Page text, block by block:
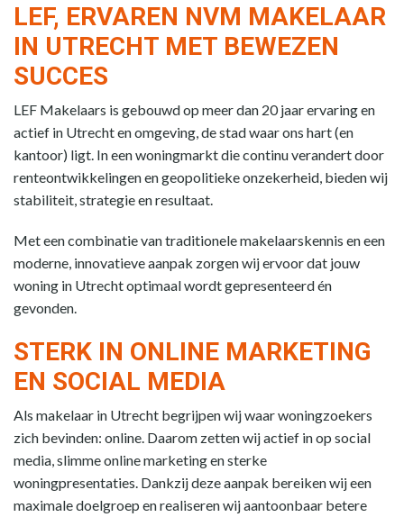
LEF, ERVAREN NVM MAKELAAR
IN UTRECHT MET BEWEZEN
SUCCES
LEF Makelaars is gebouwd op meer dan 20 jaar ervaring en
actief in Utrecht en omgeving, de stad waar ons hart (en
kantoor) ligt. In een woningmarkt die continu verandert door
renteontwikkelingen en geopolitieke onzekerheid, bieden wij
stabiliteit, strategie en resultaat.
Met een combinatie van traditionele makelaarskennis en een
moderne, innovatieve aanpak zorgen wij ervoor dat jouw
woning in Utrecht optimaal wordt gepresenteerd én
gevonden.
STERK IN ONLINE MARKETING
EN SOCIAL MEDIA
Als makelaar in Utrecht begrijpen wij waar woningzoekers
zich bevinden: online. Daarom zetten wij actief in op social
media, slimme online marketing en sterke
woningpresentaties. Dankzij deze aanpak bereiken wij een
maximale doelgroep en realiseren wij aantoonbaar betere